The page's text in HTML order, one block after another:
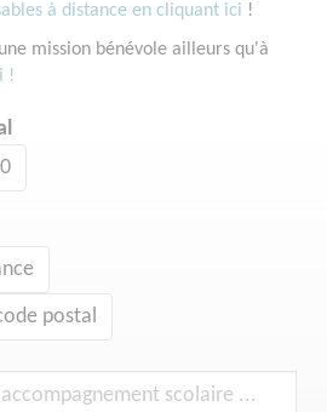
à distance en cliquant ici !
mission bénévole ailleurs qu'à
!
postal